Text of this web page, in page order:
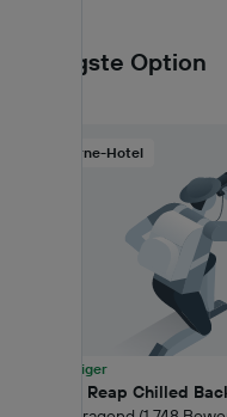
Günstigste Option
2-Sterne-Hotel
80% günstiger
The Siem Reap Chilled